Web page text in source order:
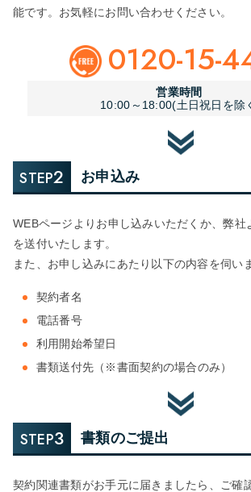
能です。お気軽にお問い合わせください。
0120-15-
営業時間
10:00～18:00(土日祝日を除
STEP2 お申込み
WEBページよりお申し込みいただくか、弊社
を送付いたします。
また、お申し込みにあたり以下の内容を伺い
契約者名
電話番号
利用開始希望日
書類送付先（※書面契約の場合のみ）
STEP3 書類のご提出
契約関連書類がお手元に届きましたら、ご確